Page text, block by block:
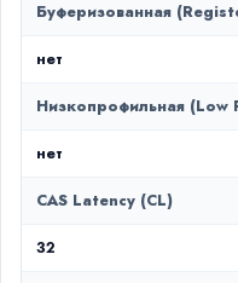
Буферизованная
нет
Низкопрофильная (Low
нет
CAS Latency (CL)
32